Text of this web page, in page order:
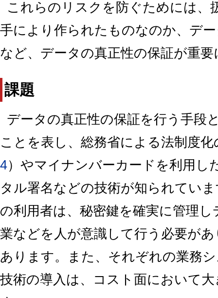
これらのリスクを防ぐためには、
手により作られたものなのか、デ
など、データの真正性の保証が重
課題
データの真正性の保証を行う手段
ことを表し、総務省による法制度
4）やマイナンバーカードを利用し
タル署名などの技術が知られてい
の利用者は、秘密鍵を確実に管理
業などを人が意識して行う必要が
あります。また、それぞれの業務
技術の導入は、コスト面において